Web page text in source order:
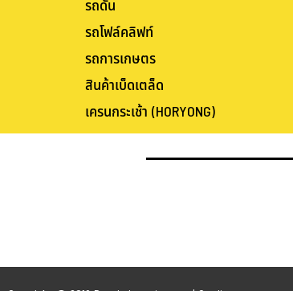
รถดัน
รถโฟล์คลิฟท์
รถการเกษตร
สินค้าเบ็ดเตล็ด
เครนกระเช้า (HORYONG)